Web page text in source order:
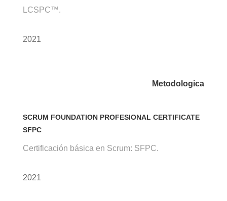
LCSPC™.
2021
Metodologica
SCRUM FOUNDATION PROFESIONAL CERTIFICATE
SFPC
Certificación básica en Scrum: SFPC.
2021